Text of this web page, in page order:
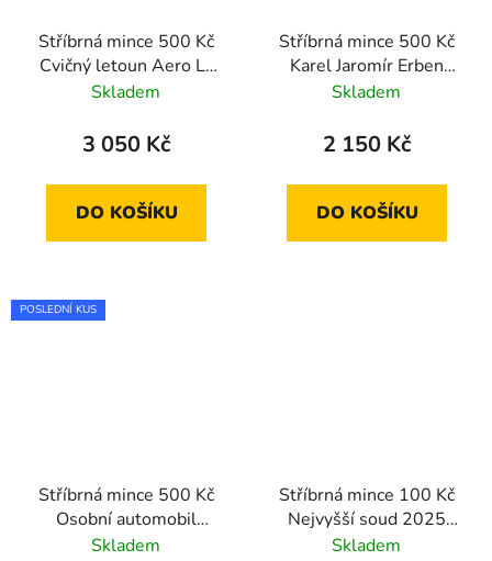
Stříbrná mince 500 Kč
Cvičný letoun Aero L-
39 Albatros 2025 proof
Skladem
3 050 Kč
DO KOŠÍKU
Stříbrná mince 500 Kč
Karel Jaromír Erben
2011 proof
Skladem
2 150 Kč
DO KOŠÍKU
POSLEDNÍ KUS
Stříbrná mince 500 Kč
Osobní automobil
Tatra 603 2023 proof
Skladem
Stříbrná mince 100 Kč
Nejvyšší soud 2025
proof
Skladem